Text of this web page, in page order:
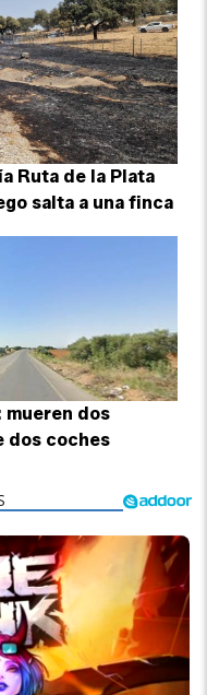
Ruta de la Plata
salta a una finca
dos
dos coches